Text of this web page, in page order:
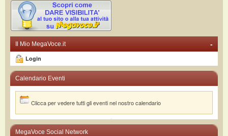
-
Il Mio MegaVoce.it
Login
Calendario Eventi
Clicca per vedere tutti gli eventi nel nostro calendario
MegaVoce Social Network